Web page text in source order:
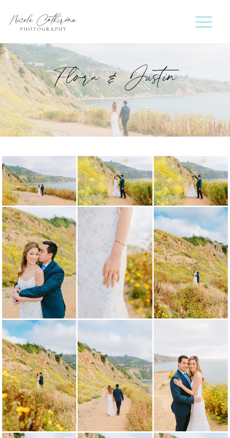
Flora & Justin